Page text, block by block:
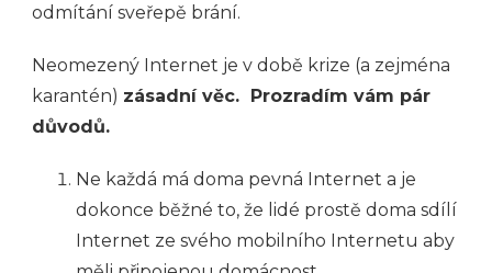
odmítání sveřepě brání.
Neomezený Internet je v době krize (a zejména
karantén) zásadní věc. Prozradím vám pár
důvodů.
Ne každá má doma pevná Internet a je
dokonce běžné to, že lidé prostě doma sdílí
Internet ze svého mobilního Internetu aby